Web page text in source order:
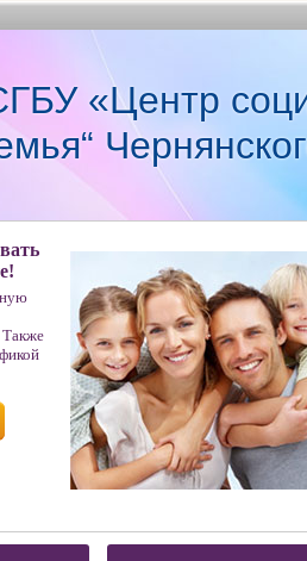
«Центр
Также